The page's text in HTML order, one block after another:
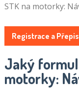
STK na motorky:
Registrace a Přepis
Jaký
motorky: